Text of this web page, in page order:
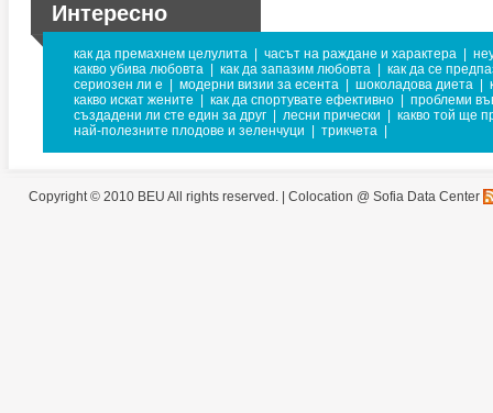
Интересно
как да премахнем целулита часът на раждане и характера
какво убива любовта
как да запазим любовта
как да се
сериозен ли е
модерни визии за есента шоколадова диета
какво искат жените
как да спортувате ефективно
проблеми
създадени ли сте един за друг
лесни прически
какво той ще
най-полезните плодове и зеленчуци
трикчета
Copyright © 2010 BEU All rights reserved. | Colocation @ Sofia Data Center